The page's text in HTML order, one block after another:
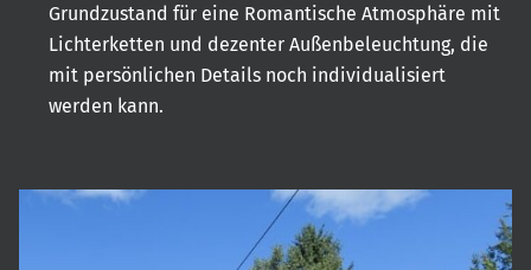
Grundzustand für eine Romantische Atmosphäre mit
Lichterketten und dezenter Außenbeleuchtung, die
mit persönlichen Details noch individualisiert
werden kann.